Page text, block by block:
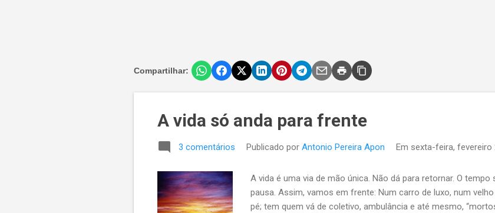
Compartilhar:
A vida só anda para frente
3 comentários Publicado por Antonio Pereira Apon Em sexta-feira, fevereiro
A vida é uma via de mão única. Não dá para retornar. O
pausa. Assim, vamos em frente: Num carro de luxo, num
pé; tem quem vá de coletivo, ambulância e até mesmo,